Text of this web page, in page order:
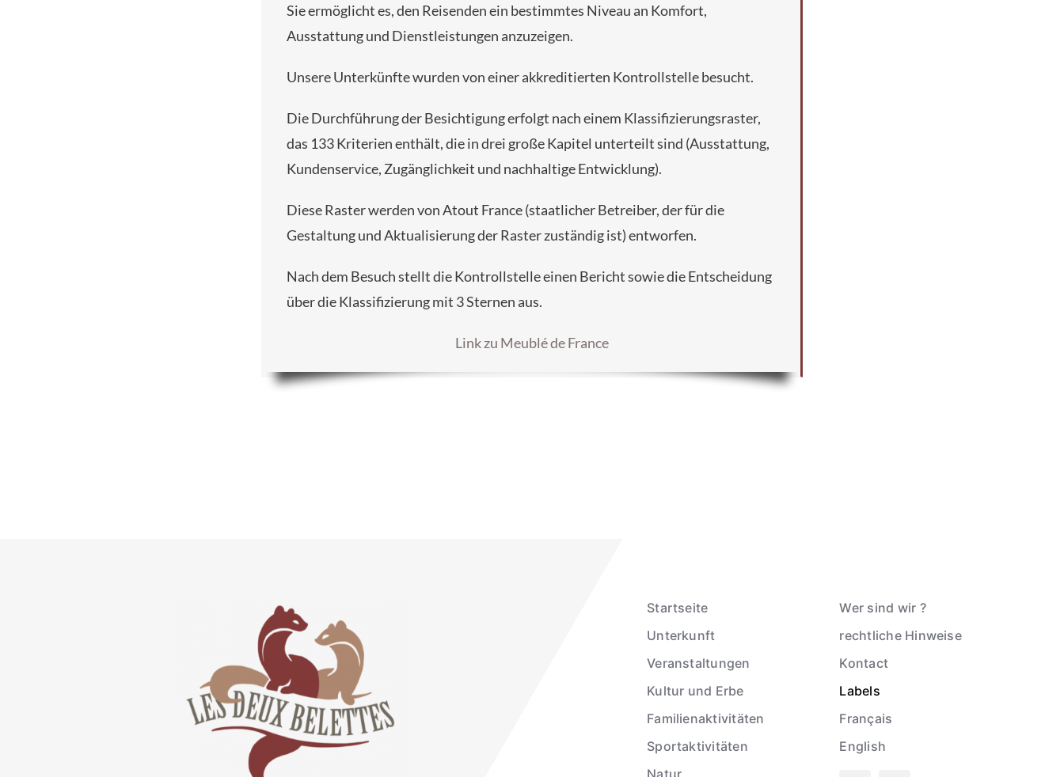
Sie ermöglicht es, den Reisenden ein bestimmtes Niveau an Komfort,
Ausstattung und Dienstleistungen anzuzeigen.
Unsere Unterkünfte wurden von einer akkreditierten Kontrollstelle besucht.
Die Durchführung der Besichtigung erfolgt nach einem Klassifizierungsraster,
das 133 Kriterien enthält, die in drei große Kapitel unterteilt sind (Ausstattung,
Kundenservice, Zugänglichkeit und nachhaltige Entwicklung).
Diese Raster werden von Atout France (staatlicher Betreiber, der für die
Gestaltung und Aktualisierung der Raster zuständig ist) entworfen.
Nach dem Besuch stellt die Kontrollstelle einen Bericht sowie die Entscheidung
über die Klassifizierung mit 3 Sternen aus.
Link zu Meublé de France
Startseite
Unterkunft
Veranstaltungen
Kultur und Erbe
Familienaktivitäten
Sportaktivitäten
Natur
Wer sind wir ?
rechtliche Hinweise
Kontact
Labels
Français
English